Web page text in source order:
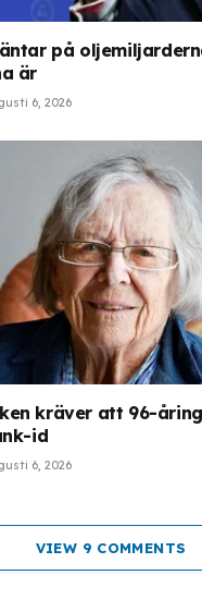
på
är
6, 2026
kräver att 96-
id
6, 2026
VIEW 9 COMMENTS